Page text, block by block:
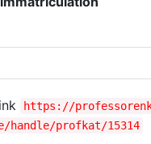
https://
handle/profkat/15314